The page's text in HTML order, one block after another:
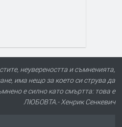
неувереността и съмненията,
има нещо за което си струва да
е силно като смъртта: това е
ЛЮБОВТА.- Хенрик Сенкевич